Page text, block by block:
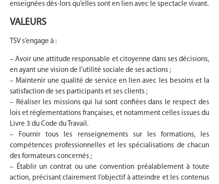
enseignées dès-lors qu’elles sont en lien avec le spectacle vivant.
VALEURS
TSV s’engage à :
– Avoir une attitude responsable et citoyenne dans ses décisions,
en ayant une vision de l’utilité sociale de ses actions ;
– Maintenir une qualité de service en lien avec les besoins et la
satisfaction de ses participants et ses clients ;
– Réaliser les missions qui lui sont confiées dans le respect des
lois et réglementations françaises, et notamment celles issues du
Livre 3 du Code du Travail.
– Fournir tous les renseignements sur les formations, les
compétences professionnelles et les spécialisations de chacun
des formateurs concernés ;
– Établir un contrat ou une convention préalablement à toute
action, précisant clairement l’objectif à atteindre et les contenus